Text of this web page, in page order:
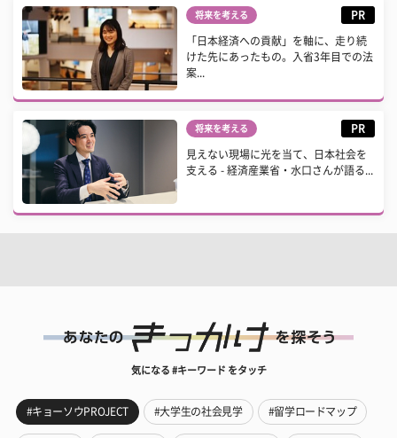
将来を考える PR
「日本経済への貢献」を軸に、走り続
けた先にあったもの。入省3年目での法
案...
将来を考える PR
見えない現場に光を当て、日本社会を
支える - 経済産業省・水口さんが語る...
気になる #キーワード をタッチ
#キョーソウPROJECT #大学生の社会見学 #留学ロードマップ